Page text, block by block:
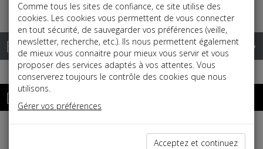
Base documentaire
Dossiers
Comme tous les sites de confiance, ce site utilise des
cookies. Les cookies vous permettent de vous connecter
en tout sécurité, de sauvegarder vos préférences (veille,
newsletter, recherche, etc.). Ils nous permettent également
de mieux vous connaitre pour mieux vous servir et vous
proposer des services adaptés à vos attentes. Vous
conserverez toujours le contrôle des cookies que nous
utilisons.
Gérer vos préférences
Acceptez et continuez